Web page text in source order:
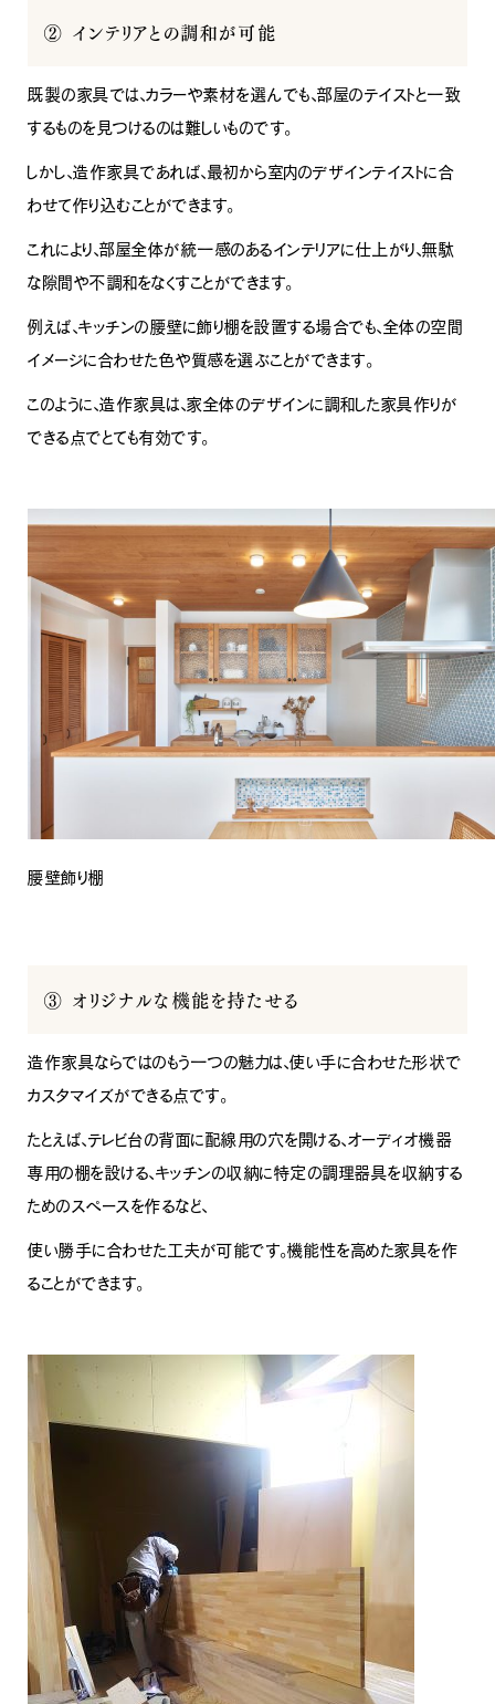
② インテリアとの調和が可能
既製の家具では、カラーや素材を選んでも、部屋のテイストと一致
するものを見つけるのは難しいものです。
しかし、造作家具であれば、最初から室内のデザインテイストに合
わせて作り込むことができます。
これにより、部屋全体が統一感のあるインテリアに仕上がり、無駄
な隙間や不調和をなくすことができます。
例えば、キッチンの腰壁に飾り棚を設置する場合でも、全体の空間
イメージに合わせた色や質感を選ぶことができます。
このように、造作家具は、家全体のデザインに調和した家具作りが
できる点でとても有効です。
腰壁飾り棚
③ オリジナルな機能を持たせる
造作家具ならではのもう一つの魅力は、使い手に合わせた形状で
カスタマイズができる点です。
たとえば、テレビ台の背面に配線用の穴を開ける、オーディオ機器
専用の棚を設ける、キッチンの収納に特定の調理器具を収納する
ためのスペースを作るなど、
使い勝手に合わせた工夫が可能です。機能性を高めた家具を作
ることができます。